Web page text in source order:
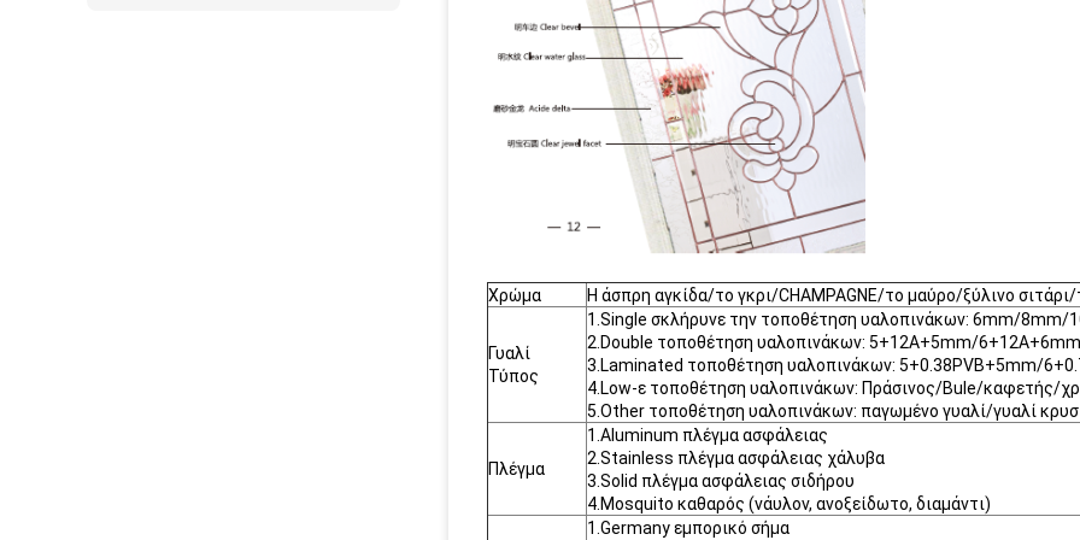
Χρώμα Η άσπρη αγκίδα/το γκρι/CHAMPAGNE/το μαύρο/ξύλινο
Γυαλί
Τύπος
1.Single σκλήρυνε την τοποθέτηση υαλοπινάκων: 6mm/
2.Double τοποθέτηση υαλοπινάκων: 5+12A+5mm/
3.Laminated τοποθέτηση υαλοπινάκων: 5+0.38PVB+5mm/
4.Low-ε τοποθέτηση υαλοπινάκων: Πράσινος/Bule/καφετής/
5.Other τοποθέτηση υαλοπινάκων: παγωμένο γυαλί/γυαλί
Πλέγμα
1.Aluminum πλέγμα ασφάλειας
2.Stainless πλέγμα ασφάλειας χάλυβα
3.Solid πλέγμα ασφάλειας σιδήρου
4.Mosquito καθαρός (νάυλον, ανοξείδωτο, διαμάντι)
1.Germany εμπορικό σήμα